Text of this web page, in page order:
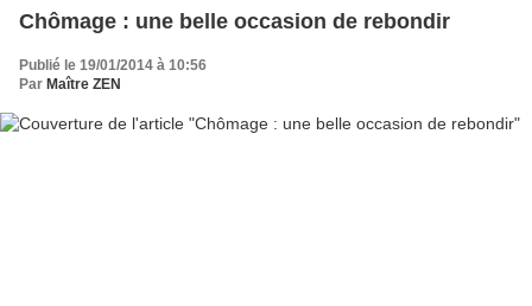
Chômage : une belle occasion de rebondir
Publié le 19/01/2014 à 10:56
Par Maître ZEN